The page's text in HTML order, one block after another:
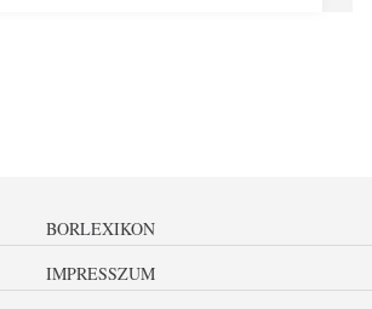
BORLEXIKON
IMPRESSZUM